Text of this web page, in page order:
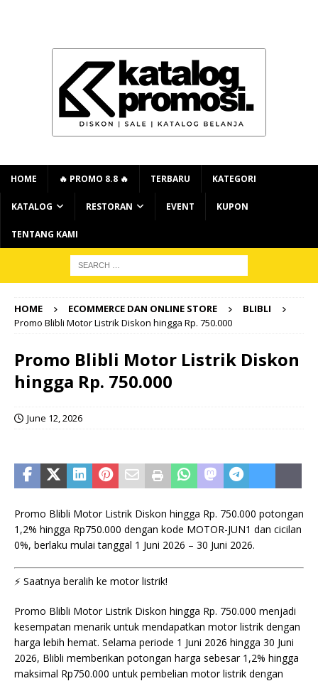
HOME 🔥 PROMO 8.8 🔥 TERBARU KATEGORI
KATALOG RESTORAN EVENT KUPON
TENTANG KAMI
HOME ECOMMERCE DAN ONLINE STORE
BLIBLI
Promo Blibli Motor Listrik Diskon hingga Rp. 750.000
Promo Blibli Motor Listrik Diskon
hingga Rp. 750.000
June 12, 2026
Promo Blibli Motor Listrik Diskon hingga Rp. 750.000 potongan
1,2% hingga Rp750.000 dengan kode MOTOR-JUN1 dan cicilan
0%, berlaku mulai tanggal 1 Juni 2026 – 30 Juni 2026.
⚡️ Saatnya beralih ke motor listrik!
Promo Blibli Motor Listrik Diskon hingga Rp. 750.000 menjadi
kesempatan menarik untuk mendapatkan motor listrik dengan
harga lebih hemat. Selama periode 1 Juni 2026 hingga 30 Juni
2026, Blibli memberikan potongan harga sebesar 1,2% hingga
maksimal Rp750.000 untuk pembelian motor listrik dengan